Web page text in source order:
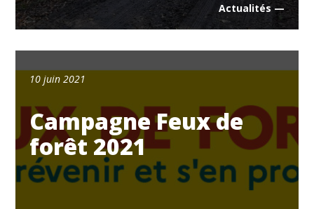
Actualités —
10 juin 2021
Campagne Feux de
forêt 2021